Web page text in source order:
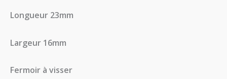
Longueur 23mm
Largeur 16mm
Fermoir à visser